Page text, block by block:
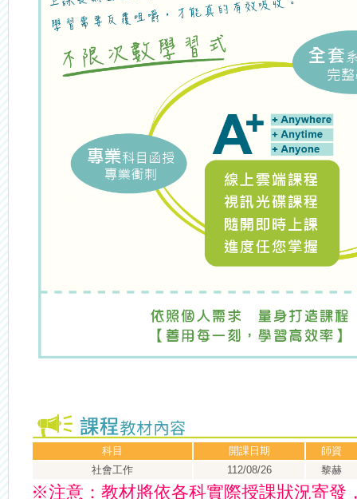
科目 開課日期
師資
社會工作
112/08/26 黎赫
※注意： 教材將依各科實際授課狀況寄發